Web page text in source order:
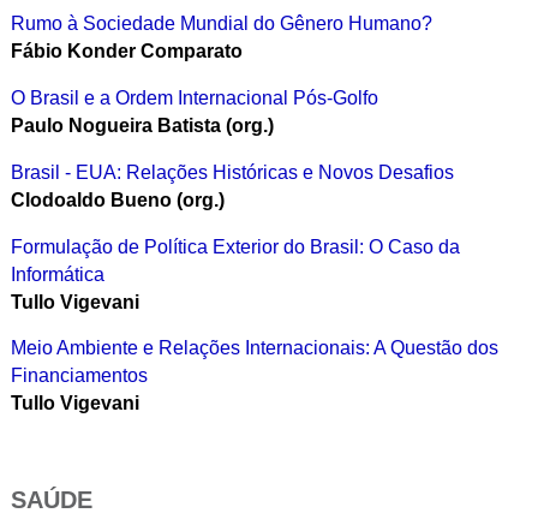
Rumo à Sociedade Mundial do Gênero Humano?
Fábio Konder Comparato
O Brasil e a Ordem Internacional Pós-Golfo
Paulo Nogueira Batista (org.)
Brasil - EUA: Relações Históricas e Novos Desafios
Clodoaldo Bueno (org.)
Formulação de Política Exterior do Brasil: O Caso da
Informática
Tullo Vigevani
Meio Ambiente e Relações Internacionais: A Questão dos
Financiamentos
Tullo Vigevani
SAÚDE